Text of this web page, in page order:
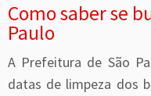
Como saber se
Paulo
A Prefeitura de São
datas de limpeza dos